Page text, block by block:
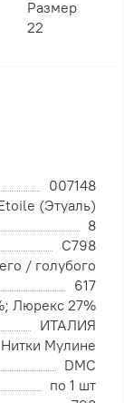
Размер
22
007148
(Этуаль)
8
C798
/ голубого
617
Люрекс 27%
ИТАЛИЯ
Нитки Мулине
DMC
по 1 шт